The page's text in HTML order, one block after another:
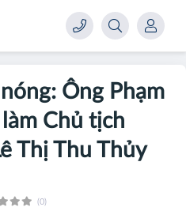
Ông Phạm
Chủ tịch
Thị Thu Thủy
(0)